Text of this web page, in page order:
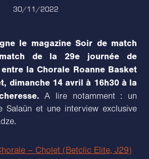
30/11/2022
le magazine Soir de match
de la 29e journée de
la Chorale Roanne Basket
dimanche 14 avril à 16h30 à la
A lire notamment : un
Salaün et une interview exclusive
– Cholet (Betclic Elite, J29)